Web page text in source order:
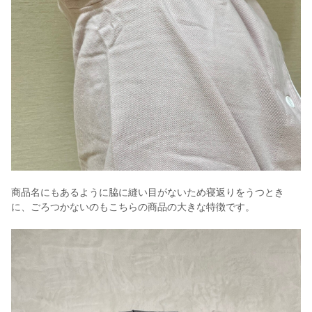
商品名にもあるように脇に縫い目がないため寝返りをうつとき
に、ごろつかないのもこちらの商品の大きな特徴です。